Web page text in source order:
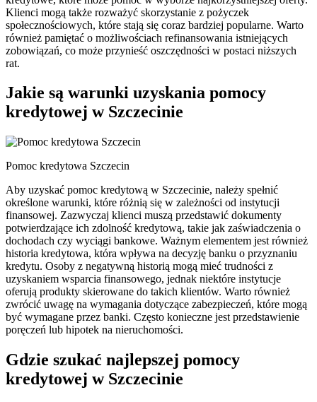
Klienci mogą także rozważyć skorzystanie z pożyczek
społecznościowych, które stają się coraz bardziej popularne. Warto
również pamiętać o możliwościach refinansowania istniejących
zobowiązań, co może przynieść oszczędności w postaci niższych
rat.
Jakie są warunki uzyskania pomocy
kredytowej w Szczecinie
Pomoc kredytowa Szczecin
Aby uzyskać pomoc kredytową w Szczecinie, należy spełnić
określone warunki, które różnią się w zależności od instytucji
finansowej. Zazwyczaj klienci muszą przedstawić dokumenty
potwierdzające ich zdolność kredytową, takie jak zaświadczenia o
dochodach czy wyciągi bankowe. Ważnym elementem jest również
historia kredytowa, która wpływa na decyzję banku o przyznaniu
kredytu. Osoby z negatywną historią mogą mieć trudności z
uzyskaniem wsparcia finansowego, jednak niektóre instytucje
oferują produkty skierowane do takich klientów. Warto również
zwrócić uwagę na wymagania dotyczące zabezpieczeń, które mogą
być wymagane przez banki. Często konieczne jest przedstawienie
poręczeń lub hipotek na nieruchomości.
Gdzie szukać najlepszej pomocy
kredytowej w Szczecinie